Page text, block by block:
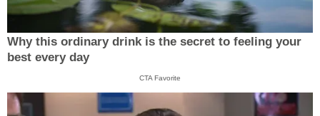
Why this ordinary drink is the secret to feeling your
best every day
CTA Favorite